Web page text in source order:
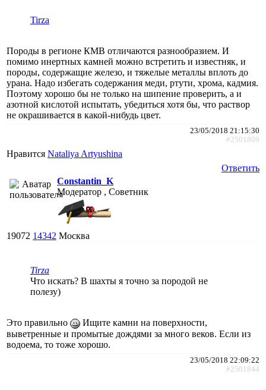
Tirza
Породы в регионе КМВ отличаются разнообразием. И
помимо инертных камней можно встретить и известняк, и
породы, содержащие железо, и тяжелые металлы вплоть до
урана. Надо избегать содержания меди, ртути, хрома, кадмия.
Поэтому хорошо бы не только на шипение проверить, а и
азотной кислотой испытать, убедиться хотя бы, что раствор
не окрашивается в какой-нибудь цвет.
23/05/2018 21:15:30
#2501809
Нравится Nataliya Artyushina
Ответить
Constantin_K
Модератор , Советник
19072 14342 Москва
Tirza
Что искать? В шахты я точно за породой не
полезу)
Это правильно
Ищите камни на поверхности,
выветренные и промытые дождями за много веков. Если из
водоема, то тоже хорошо.
23/05/2018 22:09:22
#2501844